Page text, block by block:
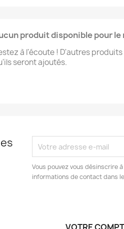
produit disponible pour le
à l'écoute ! D'autres
seront ajoutés.
Vous pouvez vous désinscrire
informations de contact dans